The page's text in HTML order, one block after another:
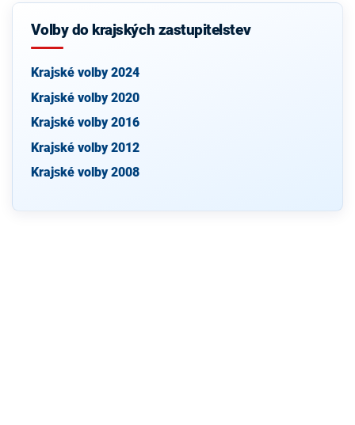
Volby do krajských zastupitelstev
Krajské volby 2024
Krajské volby 2020
Krajské volby 2016
Krajské volby 2012
Krajské volby 2008